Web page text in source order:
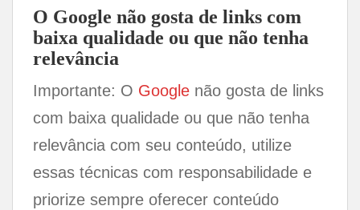
O Google não gosta de links com
baixa qualidade ou que não tenha
relevância
Importante: O Google não gosta de links
com baixa qualidade ou que não tenha
relevância com seu conteúdo, utilize
essas técnicas com responsabilidade e
priorize sempre oferecer conteúdo